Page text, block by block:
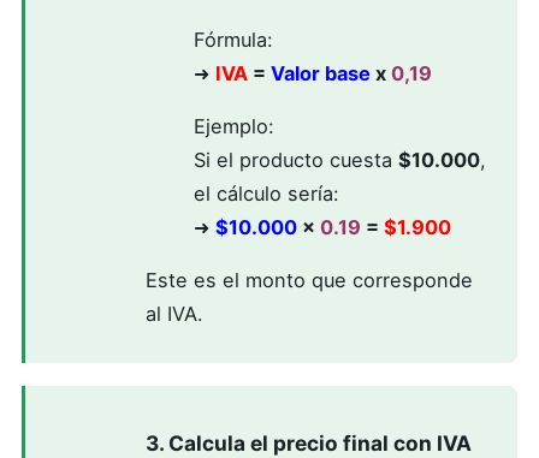
Fórmula:
➜ IVA= Valor basex 0,19
Ejemplo:
Si el producto cuesta $10.000,
el cálculo sería:
➜ $10.000x 0.19 = $1.900
Este es el monto que corresponde
al IVA.
3. Calcula el precio final con IVA